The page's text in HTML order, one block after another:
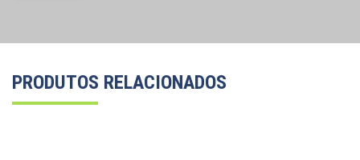
PRODUTOS RELACIONADOS